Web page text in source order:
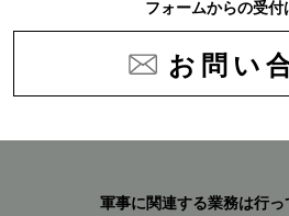
フォームからの受付
お問い
軍事に関連する業務は行っ